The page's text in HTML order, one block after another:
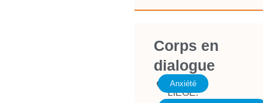
Corps en
dialogue
4020
LIEGE.
Anxiété